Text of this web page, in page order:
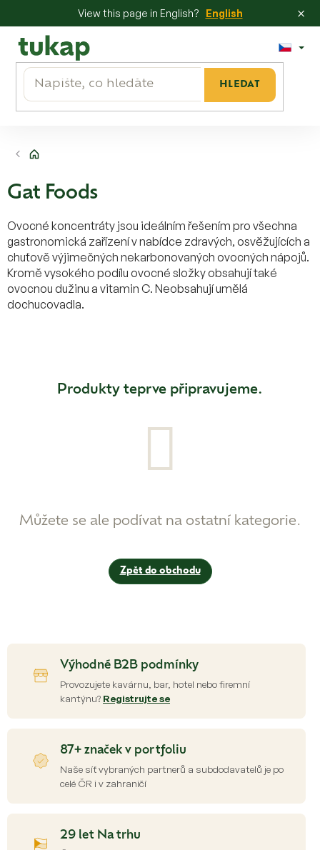
View this page in English? English ×
obsah
HLEDAT
Domů
Gat Foods
Ovocné koncentráty jsou ideálním řešením pro všechna
gastronomická zařízení v nabídce zdravých, osvěžujících a
chuťově výjimečných nekarbonovaných ovocných nápojů.
Kromě vysokého podílu ovocné složky obsahují také
ovocnou dužinu a vitamin C. Neobsahují umělá
dochucovadla.
Produkty teprve připravujeme.
Můžete se ale podívat na ostatní kategorie.
Zpět do obchodu
Výhodné B2B podmínky
Provozujete kavárnu, bar, hotel nebo firemní
kantýnu? Registrujte se
87+ značek v portfoliu
Naše síť vybraných partnerů a subdodavatelů je po
celé ČR i v zahraničí
29 let Na trhu